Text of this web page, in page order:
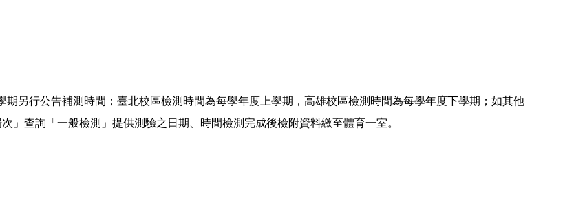
另行公告補測時間；臺北校區檢測時間為每學年度上學期，高雄校區檢測時間為每學年度下學期；如其他
」查詢「一般檢測」提供測驗之日期、時間檢測完成後檢附資料繳至體育一室。